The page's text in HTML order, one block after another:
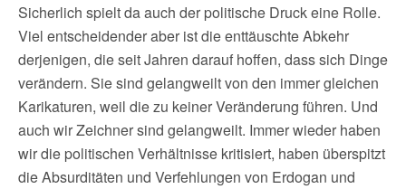
Sicherlich spielt da auch der politische Druck eine Rolle.
Viel entscheidender aber ist die enttäuschte Abkehr
derjenigen, die seit Jahren darauf hoffen, dass sich Dinge
verändern. Sie sind gelangweilt von den immer gleichen
Karikaturen, weil die zu keiner Veränderung führen. Und
auch wir Zeichner sind gelangweilt. Immer wieder haben
wir die politischen Verhältnisse kritisiert, haben überspitzt
die Absurditäten und Verfehlungen von Erdogan und